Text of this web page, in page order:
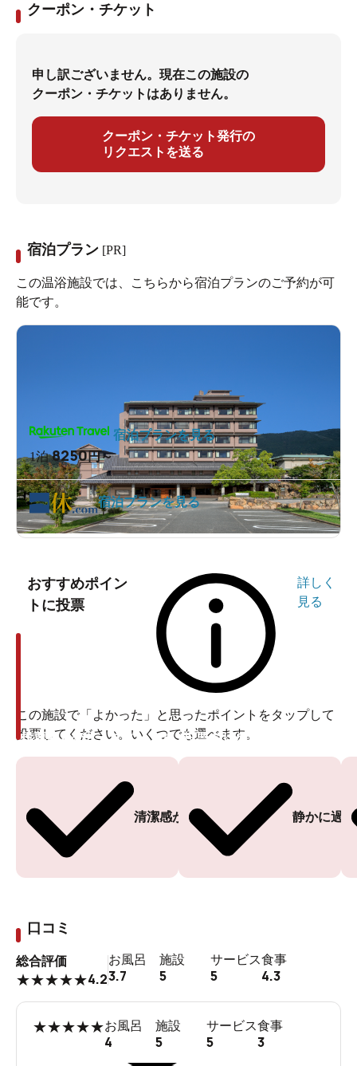
クーポン・チケット
申し訳ございません。現在この施設の
クーポン・チケットはありません。
クーポン・チケット発行の
リクエストを送る
宿泊プラン [PR]
この温浴施設では、こちらから宿泊プランのご予約が可
能です。
1泊8250円～
宿泊プランを見る
宿泊プランを見る
おすすめポイン
トに投票
詳しく
見る
この施設で「よかった」と思ったポイントをタップして
投票してください。いくつでも選べます。
清潔感がある
投票ありがとうございます
静かに過
投票ありがとうございます
口コミ
総合評価
★★★★★4.2
お風呂
3.7
施設
5
サービス
5
食事
4.3
★★★★★お風呂
4
施設
5
サービス
5
食事
3